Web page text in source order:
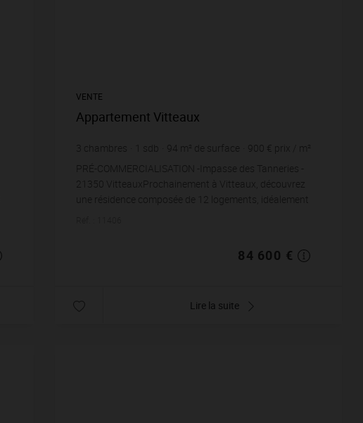
VENTE
Appartement Vitteaux
3 chambres sdb 94 m² de surface 900 € prix / m²
PRÉ-COMMERCIALISATION -Impasse des Tanneries -
21350 VitteauxProchainement à Vitteaux, découvrez
une résidence composée de 12 logements, idéalement
84 600 €
Lire la suite